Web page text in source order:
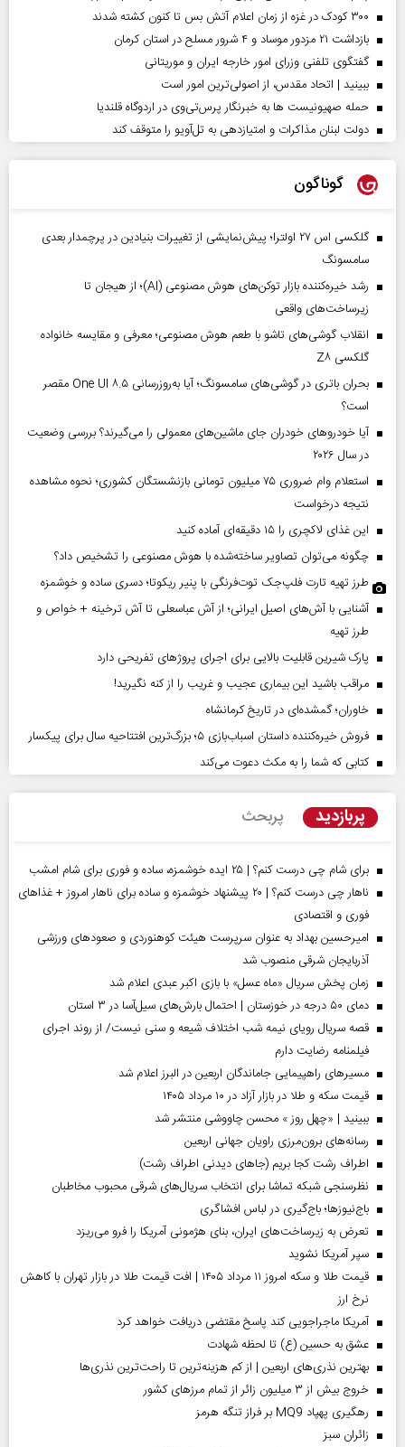
۳۰۰ کودک در غزه از زمان اعلام آتش بس تا کنون کشته شدند
بازداشت ۲۱ مزدور موساد و ۴ شرور مسلح در استان کرمان
گفتگوی تلفنی وزرای امور خارجه ایران و موریتانی
ببینید | اتحاد مقدس، از اصولی‌ترین امور است
حمله صهیونیست ها به خبرنگار پرس‌تی‌وی در اردوگاه قلندیا
دولت لبنان مذاکرات و امتیازدهی به تل‌آویو را متوقف کند
گوناگون
گلکسی اس ۲۷ اولترا؛ پیش‌نمایشی از تغییرات بنیادین در پرچمدار بعدی
سامسونگ
رشد خیره‌کننده بازار توکن‌های هوش مصنوعی (AI)؛ از هیجان تا
زیرساخت‌های واقعی
انقلاب گوشی‌های تاشو‌ با طعم هوش مصنوعی؛ معرفی و مقایسه خانواده
گلکسی Z۸
بحران باتری در گوشی‌های سامسونگ؛ آیا به‌روزرسانی One UI ۸.۵ مقصر
است؟
آیا خودروهای خودران جای ماشین‌های معمولی را می‌گیرند؟ بررسی وضعیت
در سال ۲۰۲۶
استعلام وام ضروری ۷۵ میلیون تومانی بازنشستگان کشوری؛ نحوه مشاهده
نتیجه درخواست
این غذای لاکچری را ۱۵ دقیقه‌ای آماده کنید
چگونه می‌توان تصاویر ساخته‌شده با هوش مصنوعی را تشخیص داد؟
طرز تهیه تارت فلپ‌جک توت‌فرنگی با پنیر ریکوتا؛ دسری ساده و خوشمزه
آشنایی با آش‌های اصیل ایرانی؛ از آش عباسعلی تا آش ترخینه + خواص و
طرز تهیه
پارک شیرین قابلیت‌ بالایی برای اجرای پروژهای تفریحی دارد
مراقب باشید این بیماری عجیب و غریب را از کنه نگیرید!
خاوران؛ گمشده‌ای در تاریخ کرمانشاه
فروش خیره‌کننده داستان اسباب‌بازی ۵؛ بزرگ‌ترین افتتاحیه سال برای پیکسار
کتابی که شما را به مکث دعوت می‌کند
پربازدید پربحث
برای شام چی درست کنم؟ | ۲۵ ایده خوشمزه، ساده و فوری برای شام امشب
ناهار چی درست کنم؟ | ۲۰ پیشنهاد خوشمزه و ساده برای ناهار امروز + غذاهای
فوری و اقتصادی
امیرحسین بهداد به عنوان سرپرست هیئت کوهنوردی و صعودهای ورزشی
آذربایجان شرقی منصوب شد
زمان پخش سریال «ماه عسل» با بازی اکبر عبدی اعلام شد
دمای ۵۰ درجه در خوزستان | احتمال بارش‌های سیل‌آسا در ۳ استان
قصه سریال رویای نیمه شب اختلاف شیعه و سنی نیست/ از روند اجرای
فیلمنامه رضایت دارم
مسیر‌های راهپیمایی جاماندگان اربعین در البرز اعلام شد
قیمت سکه و طلا در بازار آزاد در ۱۰ مرداد ۱۴۰۵
ببینید | «چهل روز » محسن چاووشی منتشر شد
رسانه‌های برون‌مرزی راویان جهانی اربعین
اطراف رشت کجا بریم (جاهای دیدنی اطراف رشت)
نظرسنجی شبکه تماشا برای انتخاب سریال‌های شرقی محبوب مخاطبان
باج‌نیوزها؛ باج‌گیری در لباس افشاگری
تعرض به زیرساخت‌های ایران، بنای هژمونی آمریکا را فرو می‌ریزد
سپر آمریکا نشوید
قیمت طلا و سکه امروز ۱۱ مرداد ۱۴۰۵ | افت قیمت طلا در بازار تهران با کاهش
نرخ ارز
آمریکا ماجراجویی کند پاسخ مقتضی دریافت خواهد کرد
عشق به حسین (ع) تا لحظه شهادت
بهترین نذری‌های اربعین | از کم هزینه‌ترین تا راحت‌ترین نذری‌ها
خروج بیش از ۳ میلیون زائر از تمام مرز‌های کشور
رهگیری پهپاد MQ9 بر فراز تنگه هرمز
‌زائران سبز